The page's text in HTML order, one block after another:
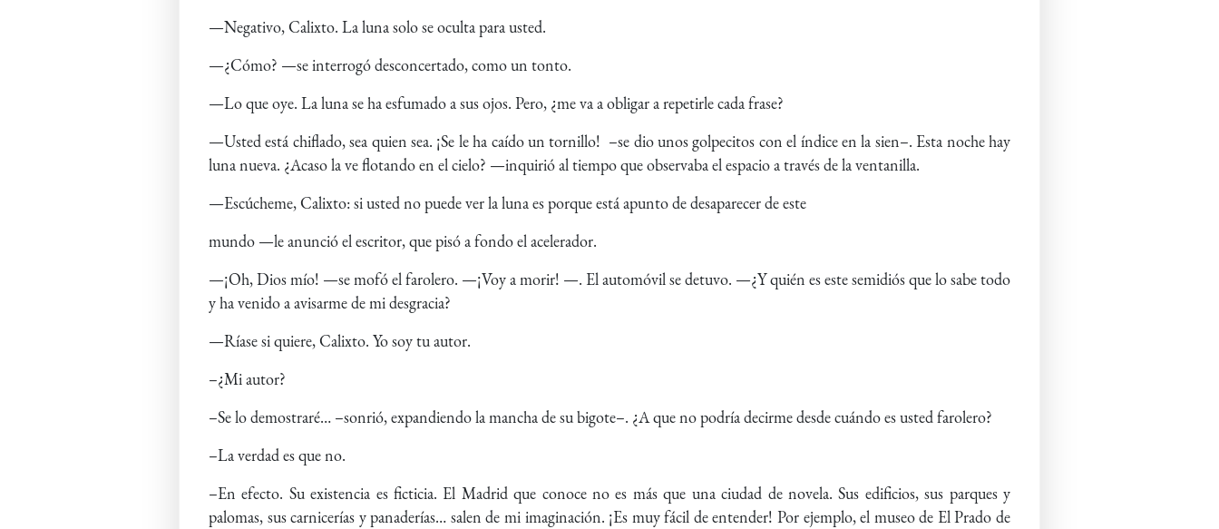
—Negativo, Calixto. La luna solo se oculta para usted.
—¿Cómo? —se interrogó desconcertado, como un tonto.
—Lo que oye. La luna se ha esfumado a sus ojos. Pero, ¿me va a obligar a repetirle cada frase?
—Usted está chiflado, sea quien sea. ¡Se le ha caído un tornillo! –se dio unos golpecitos con el índice en la sien–. Esta noche hay
luna nueva. ¿Acaso la ve flotando en el cielo? —inquirió al tiempo que observaba el espacio a través de la ventanilla.
—Escúcheme, Calixto: si usted no puede ver la luna es porque está apunto de desaparecer de este
mundo —le anunció el escritor, que pisó a fondo el acelerador.
—¡Oh, Dios mío! —se mofó el farolero. —¡Voy a morir! —. El automóvil se detuvo. —¿Y quién es este semidiós que lo sabe todo
y ha venido a avisarme de mi desgracia?
—Ríase si quiere, Calixto. Yo soy tu autor.
–¿Mi autor?
–Se lo demostraré… –sonrió, expandiendo la mancha de su bigote–. ¿A que no podría decirme desde cuándo es usted farolero?
–La verdad es que no.
–En efecto. Su existencia es ficticia. El Madrid que conoce no es más que una ciudad de novela. Sus edificios, sus parques y
palomas, sus carnicerías y panaderías… salen de mi imaginación. ¡Es muy fácil de entender! Por ejemplo, el museo de El Prado de